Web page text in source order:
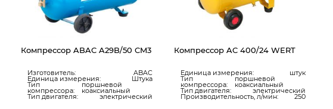
Компрессор ABAC A29B/50 CM3
Изготовитель: ABAC
Единица измерения: Штука
Тип
компрессора:
поршневой
коаксиальный
Тип двигателя: электрический
Компрессор AC 400/24 WERT
Единица измерения: штук
Тип
компрессора:
поршневой
коаксиальный
Тип двигателя: электрический
Производительность, л/мин: 250